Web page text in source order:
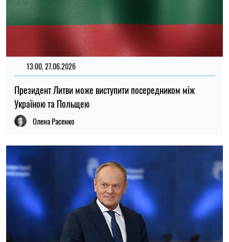
13:00, 27.06.2026
Президент Литви може виступити посередником між
Україною та Польщею
Олена Расенко